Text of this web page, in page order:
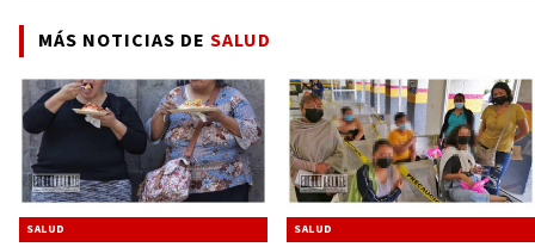
MÁS NOTICIAS DE SALUD
SALUD SALUD